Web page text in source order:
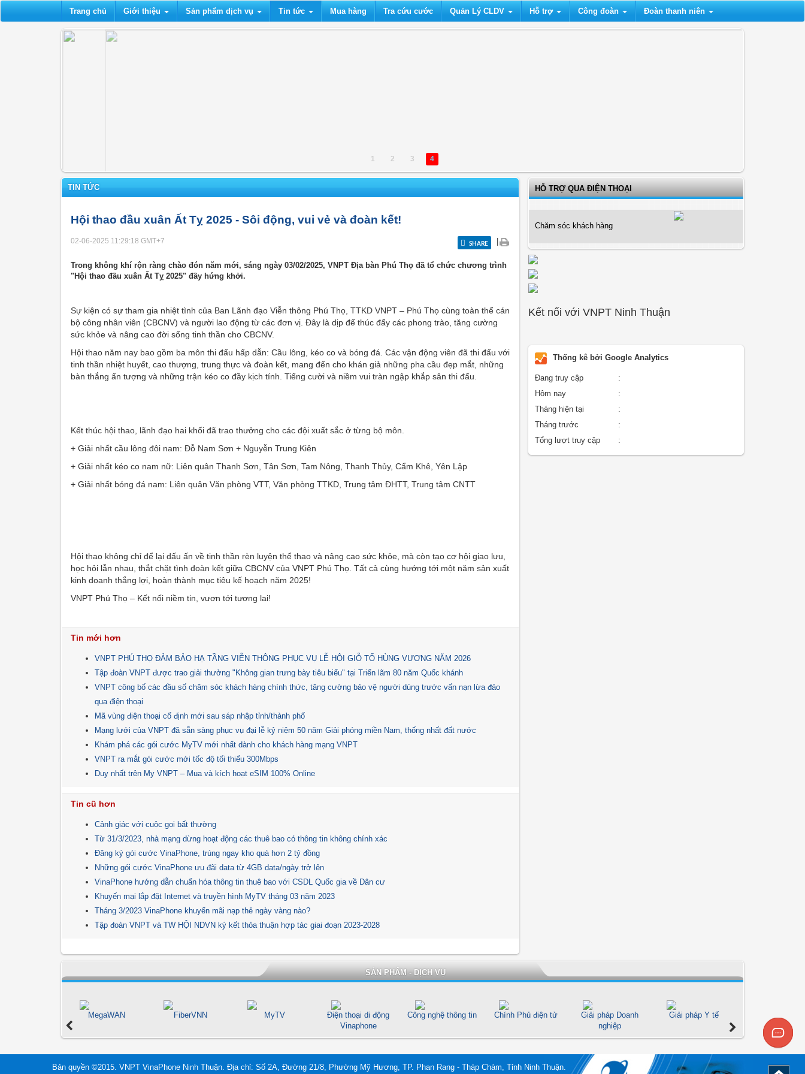
Trang chủ Giới thiệu Sản phẩm dịch vụ Tin tức Mua hàng Tra cứu cước Quản Lý CLDV Hỗ trợ Công đoàn Đoàn thanh niên
1 2 3 4
TIN TỨC
Hội thao đầu xuân Ất Tỵ 2025 - Sôi động, vui vẻ và đoàn kết!
02-06-2025 11:29:18 GMT+7 SHARE
Trong không khí rộn ràng chào đón năm mới, sáng ngày 03/02/2025, VNPT Địa bàn Phú Thọ đã tổ chức chương trình
"Hội thao đầu xuân Ất Tỵ 2025" đầy hứng khởi.
Sự kiện có sự tham gia nhiệt tình của Ban Lãnh đạo Viễn thông Phú Thọ, TTKD VNPT – Phú Thọ cùng toàn thể cán
bộ công nhân viên (CBCNV) và người lao động từ các đơn vị. Đây là dịp để thúc đẩy các phong trào, tăng cường
sức khỏe và nâng cao đời sống tinh thần cho CBCNV.
Hội thao năm nay bao gồm ba môn thi đấu hấp dẫn: Cầu lông, kéo co và bóng đá. Các vận động viên đã thi đấu với
tinh thần nhiệt huyết, cao thượng, trung thực và đoàn kết, mang đến cho khán giả những pha cầu đẹp mắt, những
bàn thắng ấn tượng và những trận kéo co đầy kịch tính. Tiếng cười và niềm vui tràn ngập khắp sân thi đấu.
Kết thúc hội thao, lãnh đạo hai khối đã trao thưởng cho các đội xuất sắc ở từng bộ môn.
+ Giải nhất cầu lông đôi nam: Đỗ Nam Sơn + Nguyễn Trung Kiên
+ Giải nhất kéo co nam nữ: Liên quân Thanh Sơn, Tân Sơn, Tam Nông, Thanh Thủy, Cẩm Khê, Yên Lập
+ Giải nhất bóng đá nam: Liên quân Văn phòng VTT, Văn phòng TTKD, Trung tâm ĐHTT, Trung tâm CNTT
Hội thao không chỉ để lại dấu ấn về tinh thần rèn luyện thể thao và nâng cao sức khỏe, mà còn tạo cơ hội giao lưu,
học hỏi lẫn nhau, thắt chặt tình đoàn kết giữa CBCNV của VNPT Phú Thọ. Tất cả cùng hướng tới một năm sản xuất
kinh doanh thắng lợi, hoàn thành mục tiêu kế hoạch năm 2025!
VNPT Phú Thọ – Kết nối niềm tin, vươn tới tương lai!
Tin mới hơn
VNPT PHÚ THỌ ĐẢM BẢO HẠ TẦNG VIỄN THÔNG PHỤC VỤ LỄ HỘI GIỖ TỔ HÙNG VƯƠNG NĂM 2026
Tập đoàn VNPT được trao giải thưởng "Không gian trưng bày tiêu biểu" tại Triển lãm 80 năm Quốc khánh
VNPT công bố các đầu số chăm sóc khách hàng chính thức, tăng cường bảo vệ người dùng trước vấn nạn lừa đảo
qua điện thoại
Mã vùng điện thoại cố định mới sau sáp nhập tỉnh/thành phố
Mạng lưới của VNPT đã sẵn sàng phục vụ đại lễ kỷ niệm 50 năm Giải phóng miền Nam, thống nhất đất nước
Khám phá các gói cước MyTV mới nhất dành cho khách hàng mạng VNPT
VNPT ra mắt gói cước mới tốc độ tối thiểu 300Mbps
Duy nhất trên My VNPT – Mua và kích hoạt eSIM 100% Online
Tin cũ hơn
Cảnh giác với cuộc gọi bất thường
Từ 31/3/2023, nhà mạng dừng hoạt động các thuê bao có thông tin không chính xác
Đăng ký gói cước VinaPhone, trúng ngay kho quà hơn 2 tỷ đồng
Những gói cước VinaPhone ưu đãi data từ 4GB data/ngày trở lên
VinaPhone hướng dẫn chuẩn hóa thông tin thuê bao với CSDL Quốc gia về Dân cư
Khuyến mại lắp đặt Internet và truyền hình MyTV tháng 03 năm 2023
Tháng 3/2023 VinaPhone khuyến mãi nạp thẻ ngày vàng nào?
Tập đoàn VNPT và TW HỘI NDVN ký kết thỏa thuận hợp tác giai đoạn 2023-2028
HỖ TRỢ QUA ĐIỆN THOẠI
Chăm sóc khách hàng
Kết nối với VNPT Ninh Thuận
Thống kê bởi Google Analytics
Đang truy cập
:
Hôm nay
:
Tháng hiện tại
:
Tháng trước
:
Tổng lượt truy cập
:
SẢN PHẨM - DỊCH VỤ
MegaWAN FiberVNN MyTV
Điện thoại di động
Vinaphone
Công nghệ thông tin Chính Phủ điện tử
Giải pháp Doanh
nghiệp
Giải pháp Y tế
Bản quyền ©2015. VNPT VinaPhone Ninh Thuận. Địa chỉ: Số 2A, Đường 21/8, Phường Mỹ Hương, TP. Phan Rang - Tháp Chàm, Tỉnh Ninh Thuận.